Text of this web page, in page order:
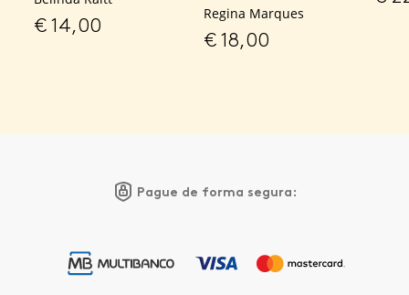
€14,00
Regina Marques
€18,00
Pague de forma segura: